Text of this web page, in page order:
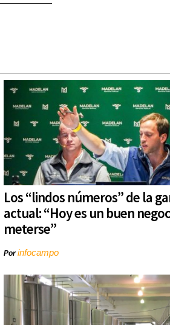
Los “lindos números” de la
actual: “Hoy es un buen
meterse”
Porinfocampo